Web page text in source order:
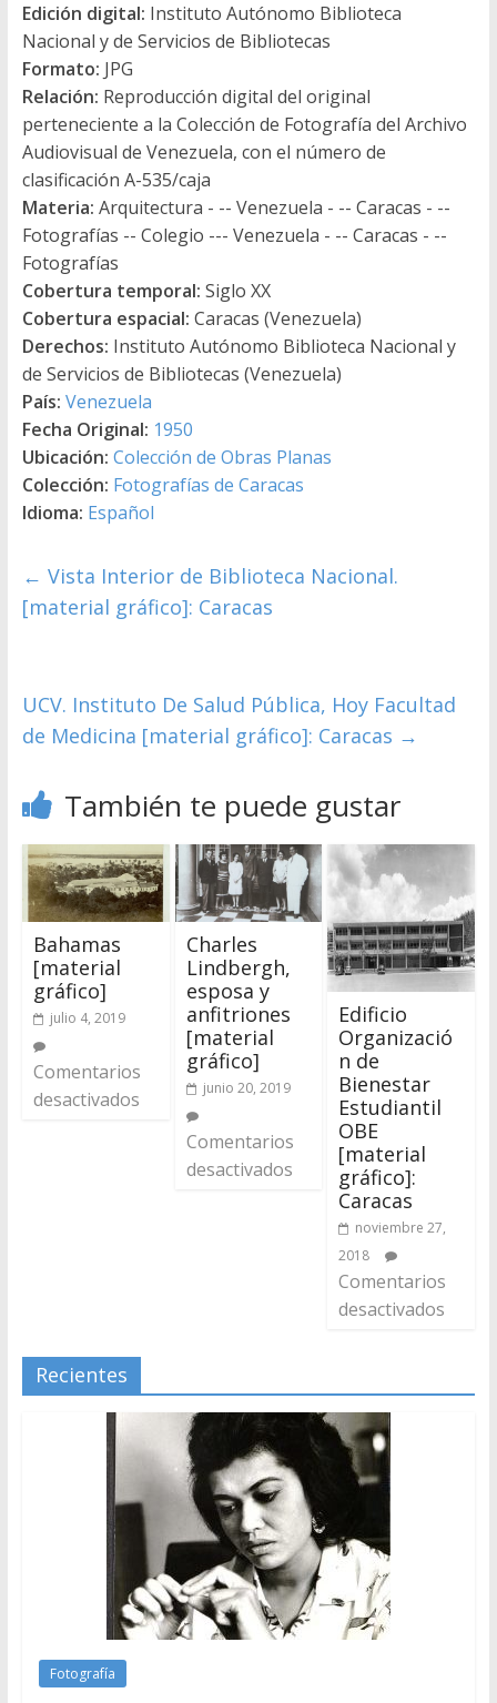
Edición digital: Instituto Autónomo Biblioteca
Nacional y de Servicios de Bibliotecas
Formato: JPG
Relación: Reproducción digital del original
perteneciente a la Colección de Fotografía del Archivo
Audiovisual de Venezuela, con el número de
clasificación A-535/caja
Materia: Arquitectura - -- Venezuela - -- Caracas - --
Fotografías -- Colegio --- Venezuela - -- Caracas - --
Fotografías
Cobertura temporal: Siglo XX
Cobertura espacial: Caracas (Venezuela)
Derechos: Instituto Autónomo Biblioteca Nacional y
de Servicios de Bibliotecas (Venezuela)
País: Venezuela
Fecha Original: 1950
Ubicación: Colección de Obras Planas
Colección: Fotografías de Caracas
Idioma: Español
← Vista Interior de Biblioteca Nacional.
[material gráfico]: Caracas
UCV. Instituto De Salud Pública, Hoy Facultad
de Medicina [material gráfico]: Caracas →
También te puede gustar
Bahamas
[material
gráfico]
julio 4, 2019
Comentarios
desactivados
Charles
Lindbergh,
esposa y
anfitriones
[material
gráfico]
junio 20, 2019
Comentarios
desactivados
Edificio
Organizació
n de
Bienestar
Estudiantil
OBE
[material
gráfico]:
Caracas
noviembre 27,
2018
Comentarios
desactivados
Recientes
Fotografía